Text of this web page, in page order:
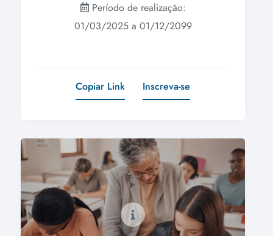
Período de realização:
01/03/2025 a 01/12/2099
Copiar Link Inscreva-se